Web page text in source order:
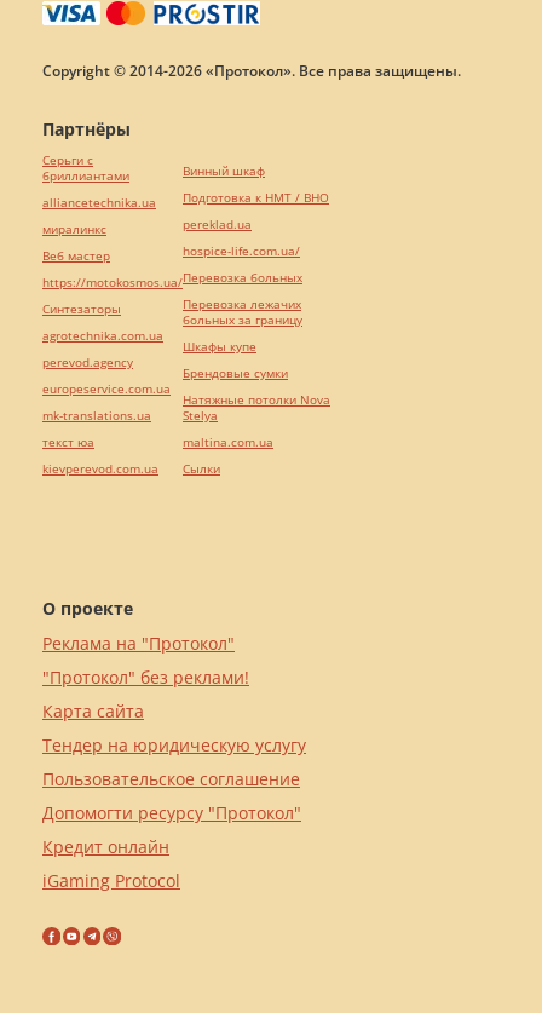
Copyright © 2014-2026 «Протокол». Все права защищены.
О проекте
Реклама на "Протокол"
"Протокол" без реклами!
Карта сайта
Тендер на юридическую услугу
Пользовательское соглашение
Допомогти ресурсу "Протокол"
Кредит онлайн
iGaming Protocol
Партнёры
Серьги с
бриллиантами
alliancetechnika.ua
миралинкс
Веб мастер
https://motokosmos.ua/
Синтезаторы
agrotechnika.com.ua
perevod.agency
europeservice.com.ua
mk-translations.ua
текст юа
kievperevod.com.ua
Винный шкаф
Подготовка к НМТ / ВНО
pereklad.ua
hospice-life.com.ua/
Перевозка больных
Перевозка лежачих
больных за границу
Шкафы купе
Брендовые сумки
Натяжные потолки Nova
Stelya
maltina.com.ua
Cылки